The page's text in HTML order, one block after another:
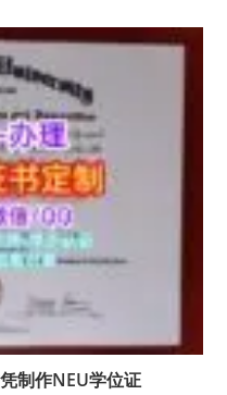
制作NEU学位证